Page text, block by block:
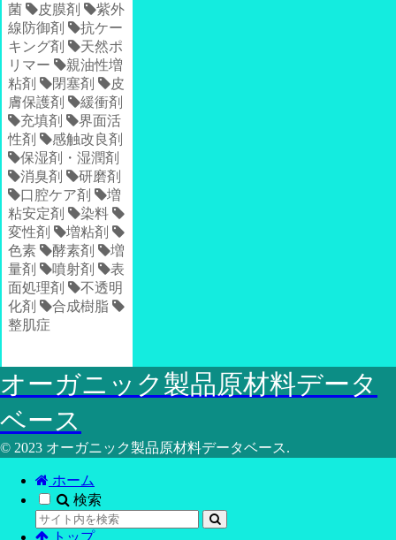
菌
皮膜剤
紫外
線防御剤
抗ケー
キング剤
天然ポ
リマー
親油性増
粘剤
閉塞剤
皮
膚保護剤
緩衝剤
充填剤
界面活
性剤
感触改良剤
保湿剤・湿潤剤
消臭剤
研磨剤
口腔ケア剤
増
粘安定剤
染料
変性剤
増粘剤
色素
酵素剤
増
量剤
噴射剤
表
面処理剤
不透明
化剤
合成樹脂
整肌症
オーガニック製品原材料データ
ベース
© 2023 オーガニック製品原材料データベース.
ホーム
検索
トップ